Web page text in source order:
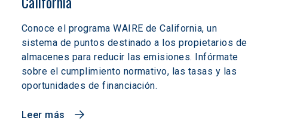
Conoce el programa WAIRE de California, un
sistema de puntos destinado a los propietarios de
almacenes para reducir las emisiones. Infórmate
sobre el cumplimiento normativo, las tasas y las
oportunidades de financiación.
Leer más